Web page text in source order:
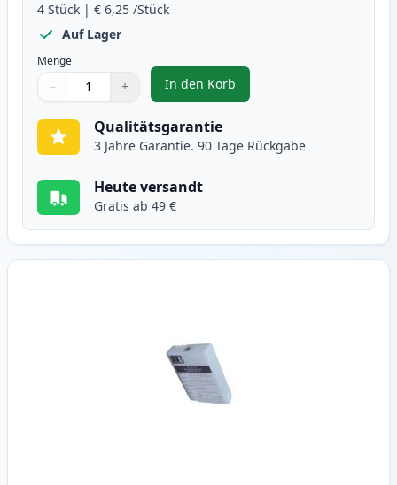
4 Stück | € 6,25 /Stück
Auf Lager
Menge
Verwenden Sie die Tasten, um anzupassen
− +
1
In den Korb
, 4 stück Canon BJI-643 XL
Qualitätsgarantie
3 Jahre Garantie. 90 Tage Rückgabe
Heute versandt
Gratis ab 49 €